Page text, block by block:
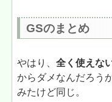
GSのまとめ
やはり、全く使えな
からダメなんだろう
みたけど同じ。